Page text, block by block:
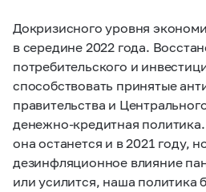
Докризисного уровня
в середине 2022 года.
потребительского и
способствовать принятые
правительства и
денежно-кредитная
она останется и в 2021 году,
дезинфляционное влияние
или усилится, наша политика